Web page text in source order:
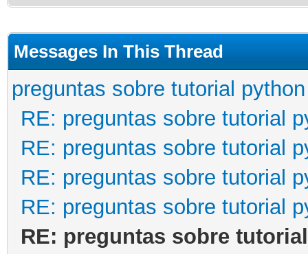
Messages In This Thread
preguntas sobre tutorial python
RE: preguntas sobre tutorial
RE: preguntas sobre tutorial
RE: preguntas sobre tutorial
RE: preguntas sobre tutorial
RE: preguntas sobre